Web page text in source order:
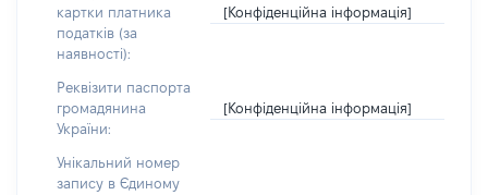
картки платника
податків (за
наявності):
[Конфіденційна інформація]
Реквізити паспорта
громадянина
України:
[Конфіденційна інформація]
Унікальний номер
запису в Єдиному